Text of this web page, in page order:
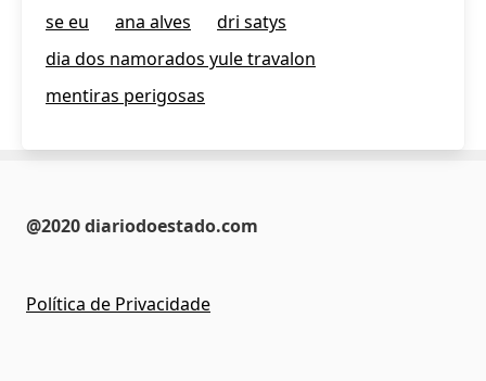
se eu ana alves
dri satys
dia dos namorados yule travalon
mentiras perigosas
@2020 diariodoestado.com
Política de Privacidade